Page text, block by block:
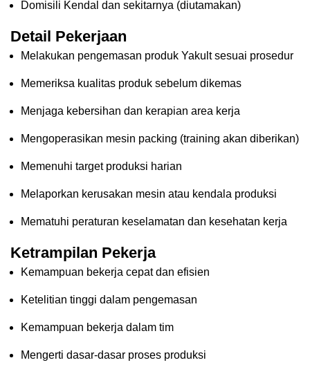
Domisili Kendal dan sekitarnya (diutamakan)
Detail Pekerjaan
Melakukan pengemasan produk Yakult sesuai prosedur
Memeriksa kualitas produk sebelum dikemas
Menjaga kebersihan dan kerapian area kerja
Mengoperasikan mesin packing (training akan diberikan)
Memenuhi target produksi harian
Melaporkan kerusakan mesin atau kendala produksi
Mematuhi peraturan keselamatan dan kesehatan kerja
Ketrampilan Pekerja
Kemampuan bekerja cepat dan efisien
Ketelitian tinggi dalam pengemasan
Kemampuan bekerja dalam tim
Mengerti dasar-dasar proses produksi